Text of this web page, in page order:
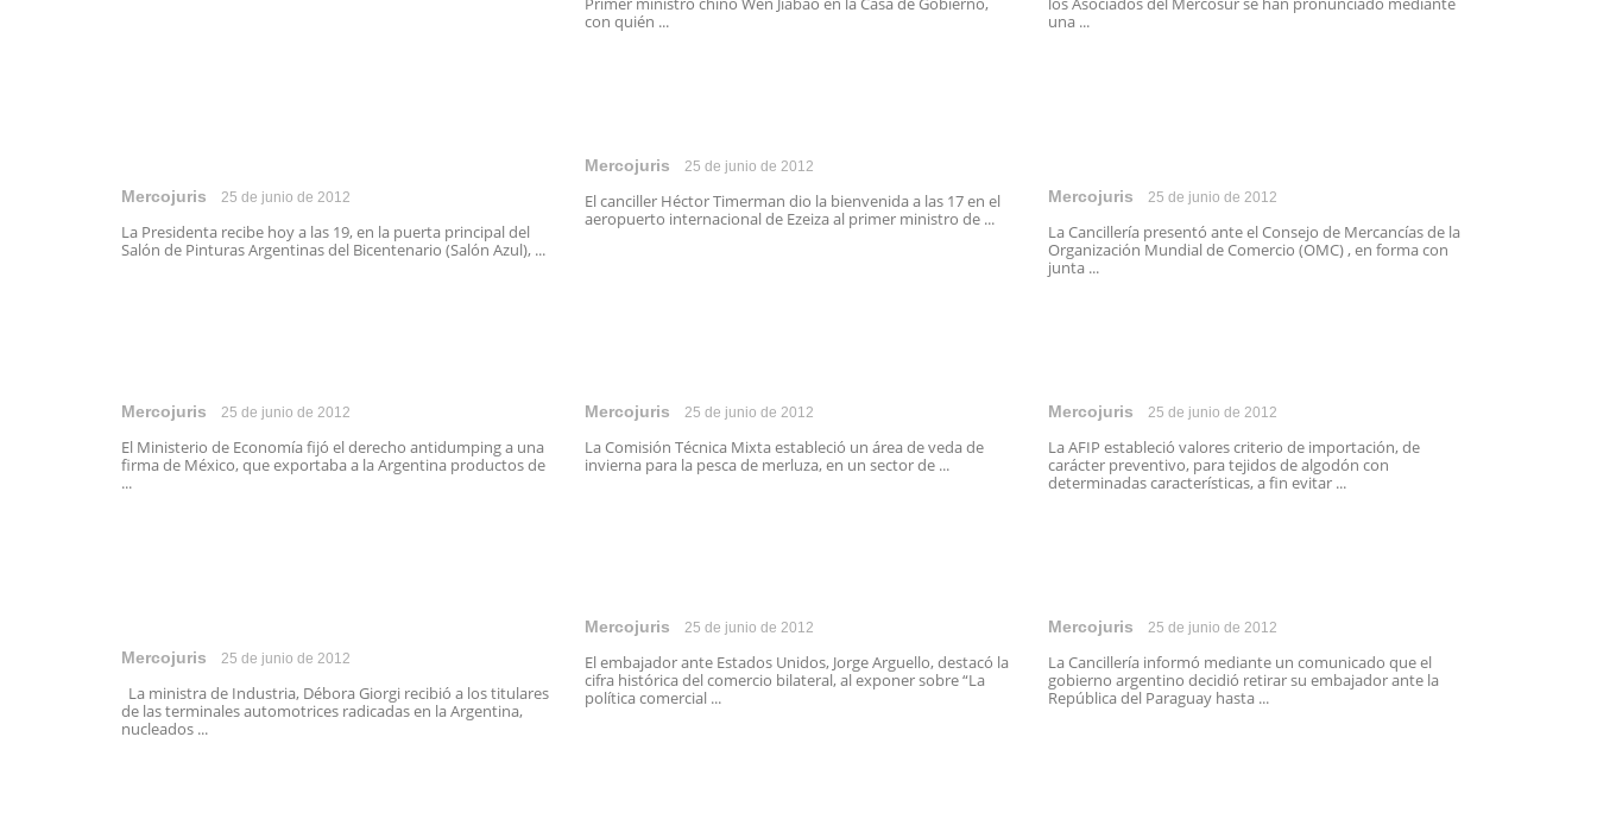
con quién ...
una ...
Mercojuris 25 de junio de 2012
La Presidenta recibe hoy a las 19, en la puerta principal del
Salón de Pinturas Argentinas del Bicentenario (Salón Azul), ...
Mercojuris 25 de junio de 2012
El canciller Héctor Timerman dio la bienvenida a las 17 en el
aeropuerto internacional de Ezeiza al primer ministro de ...
Mercojuris 25 de junio de 2012
La Cancillería presentó ante el Consejo de Mercancías de la
Organización Mundial de Comercio (OMC) , en forma con
junta ...
Mercojuris 25 de junio de 2012
El Ministerio de Economía fijó el derecho antidumping a una
firma de México, que exportaba a la Argentina productos de
...
Mercojuris 25 de junio de 2012
La Comisión Técnica Mixta estableció un área de veda de
invierna para la pesca de merluza, en un sector de ...
Mercojuris 25 de junio de 2012
La AFIP estableció valores criterio de importación, de
carácter preventivo, para tejidos de algodón con
determinadas características, a fin evitar ...
Mercojuris 25 de junio de 2012
La ministra de Industria, Débora Giorgi recibió a los titulares
de las terminales automotrices radicadas en la Argentina,
nucleados ...
Mercojuris 25 de junio de 2012
El embajador ante Estados Unidos, Jorge Arguello, destacó la
cifra histórica del comercio bilateral, al exponer sobre “La
política comercial ...
Mercojuris 25 de junio de 2012
La Cancillería informó mediante un comunicado que el
gobierno argentino decidió retirar su embajador ante la
República del Paraguay hasta ...